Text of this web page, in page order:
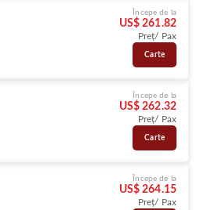
Începe de la
US$ 261.82
Preț/ Pax
Carte
Începe de la
US$ 262.32
Preț/ Pax
Carte
Începe de la
US$ 264.15
Preț/ Pax